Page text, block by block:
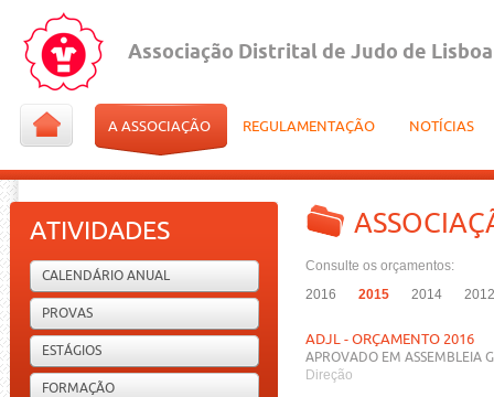
Associação Distrital de Judo de Lisboa
A ASSOCIAÇÃO REGULAMENTAÇÃO NOTÍCIAS
ATIVIDADES
CALENDÁRIO ANUAL
PROVAS
ESTÁGIOS
FORMAÇÃO
Consulte os orçamentos:
2016
2015 2014 2012
ADJL - ORÇAMENTO 2016
APROVADO EM ASSEMBLEIA
Direção